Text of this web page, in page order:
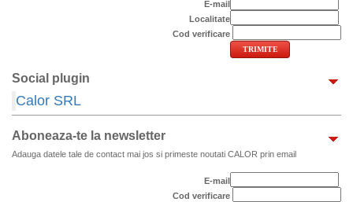
E-mail
Localitate
Cod verificare
Social plugin
Calor SRL
Aboneaza-te la newsletter
Adauga datele tale de contact mai jos si primeste noutati CALOR prin email
E-mail
Cod verificare